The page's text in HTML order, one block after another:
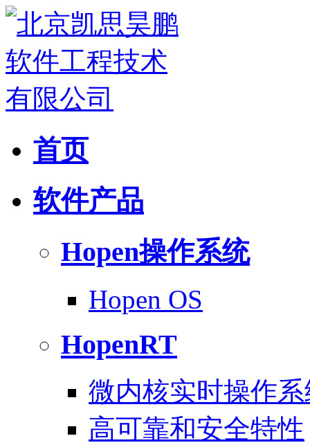
首页
软件产品
Hopen操作系统
Hopen OS
HopenRT
微内核实时操作
高可靠和安全特性